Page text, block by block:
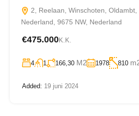
2, Reelaan, Winschoten, Oldambt,
Nederland, 9675 NW, Nederland
€475.000K.K.
4 1 166,30 M2 1978 810
Added: 19 juni 2024